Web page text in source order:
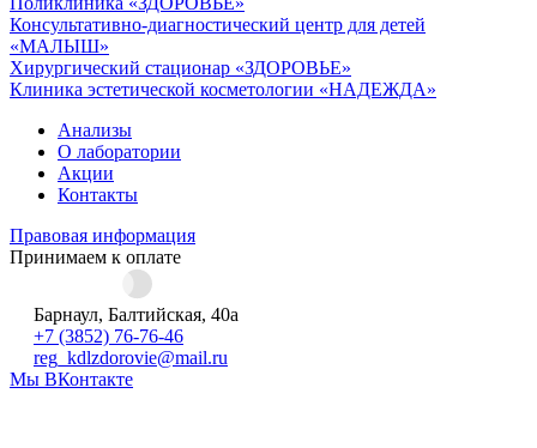
Консультативно-диагностический центр для детей
«МАЛЫШ»
Хирургический стационар «ЗДОРОВЬЕ»
Клиника эстетической косметологии «НАДЕЖДА»
Анализы
О лаборатории
Акции
Контакты
Правовая информация
Принимаем к оплате
Барнаул, Балтийская, 40а
+7 (3852) 76-76-46
reg_kdlzdorovie@mail.ru
Мы ВКонтакте